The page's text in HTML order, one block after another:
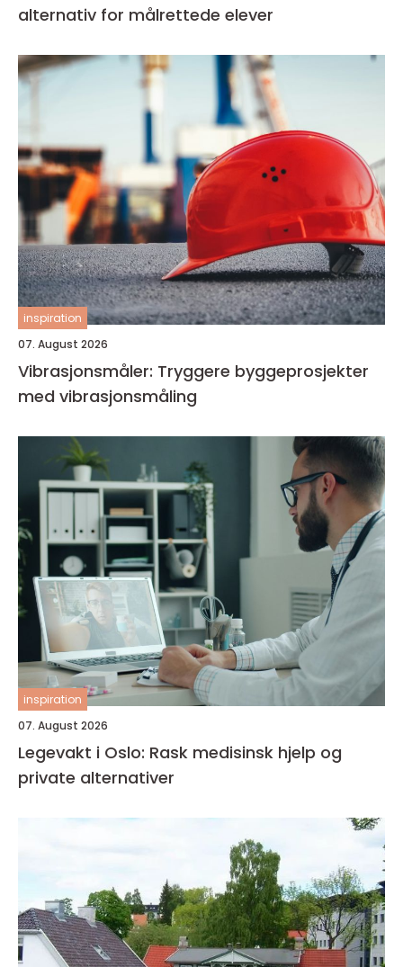
alternativ for målrettede elever
inspiration
07. August 2026
Vibrasjonsmåler: Tryggere byggeprosjekter
med vibrasjonsmåling
inspiration
07. August 2026
Legevakt i Oslo: Rask medisinsk hjelp og
private alternativer